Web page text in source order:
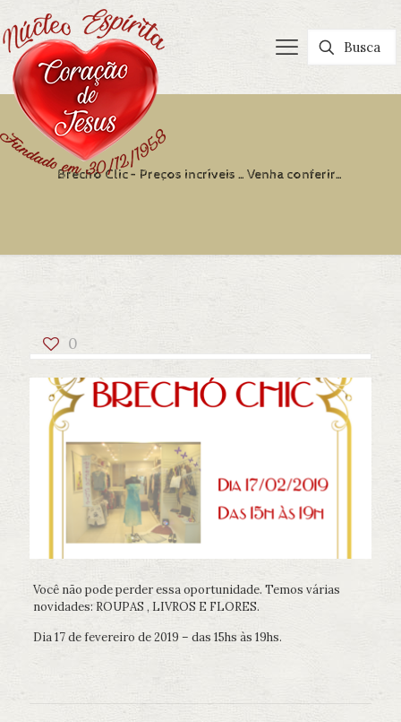
Brechó Clic – Preços incríveis …Venha conferir…
0
Você não pode perder essa oportunidade. Temos várias
novidades: ROUPAS , LIVROS E FLORES.
Dia 17 de fevereiro de 2019 – das 15hs às 19hs.